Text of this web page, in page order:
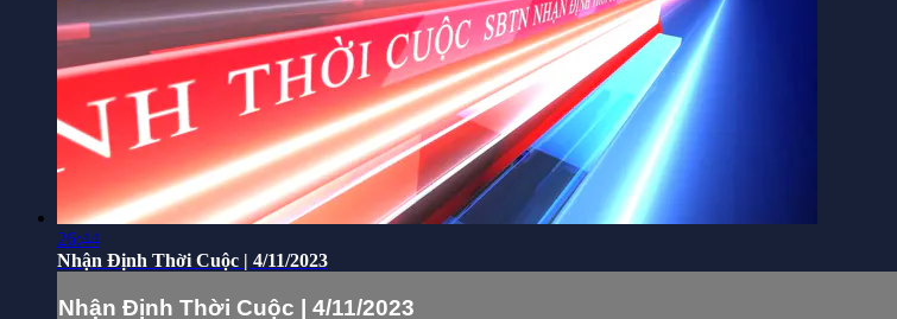
26:44
Nhận Định Thời Cuộc | 4/11/2023
Nhận Định Thời Cuộc | 4/11/2023